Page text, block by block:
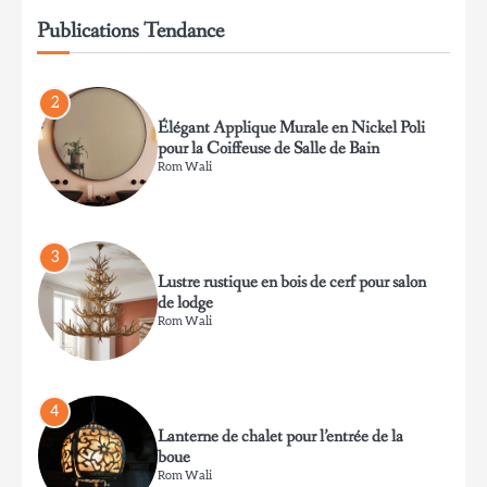
Publications Tendance
2
Élégant Applique Murale en Nickel Poli
pour la Coiffeuse de Salle de Bain
Rom Wali
3
Lustre rustique en bois de cerf pour salon
de lodge
Rom Wali
4
Lanterne de chalet pour l’entrée de la
boue
Rom Wali